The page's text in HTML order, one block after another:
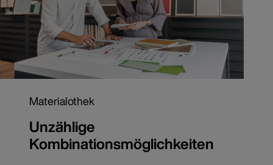
Materialothek
Unzählige
Kombinationsmöglichkeiten